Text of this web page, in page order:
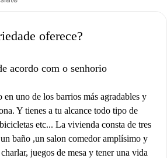
oferece?
acordo com o senhorio
en uno de los barrios más agradables y
Y tienes a tu alcance todo tipo de
etc... La vivienda consta de tres
baño ,un salon comedor amplísimo y
juegos de mesa y tener una vida